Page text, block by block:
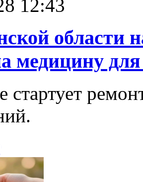
12:43
области
медицину
стартует